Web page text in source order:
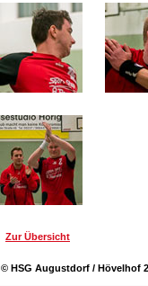
Zur Übersicht
© HSG Augustdorf / Hövelhof